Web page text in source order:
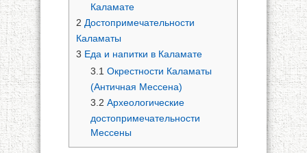
Каламате
2 Достопримечательности
Каламаты
3 Еда и напитки в Каламате
3.1 Окрестности Каламаты
(Античная Мессена)
3.2 Археологические
достопримечательности
Мессены